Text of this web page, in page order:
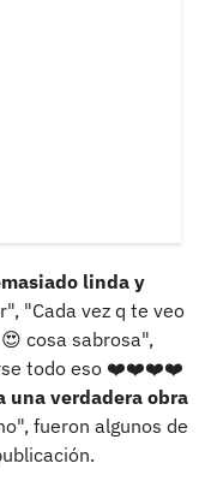
linda y
"Cada vez q te veo
cosa sabrosa",
todo eso ❤️❤️❤️❤️
una verdadera obra
fueron algunos de